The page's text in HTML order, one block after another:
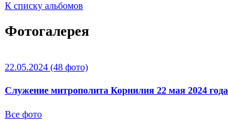
К списку альбомов
Фотогалерея
22.05.2024 (48 фото)
Служение митрополита Корнилия 22 мая 2024 года
Все фото